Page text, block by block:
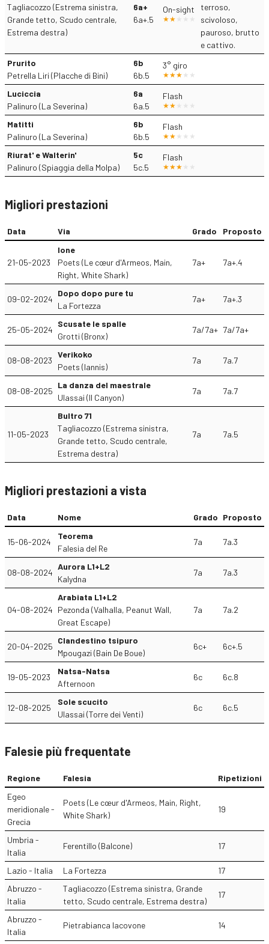
Tagliacozzo (Estrema sinistra,
Grande tetto, Scudo centrale,
Estrema destra)
6a+
6a+.5
On-sight
terroso,
scivoloso,
pauroso, brutto
e cattivo.
Prurito
Petrella Liri (Placche di Bini)
6b
6b.5
3° giro
Luciccia
Palinuro (La Severina)
6a
6a.5
Flash
Matitti
Palinuro (La Severina)
6b
6b.5
Flash
Riurat' e Walterin'
Palinuro (Spiaggia della Molpa)
5c
5c.5
Flash
Migliori prestazioni
Data Via Grado Proposto
21-05-2023
Ione
Poets (Le cœur d'Armeos, Main,
Right, White Shark)
7a+ 7a+.4
09-02-2024
Dopo dopo pure tu
La Fortezza
7a+ 7a+.3
25-05-2024
Scusate le spalle
Grotti (Bronx)
7a/7a+ 7a/7a+
08-08-2023
Verikoko
Poets (Iannis)
7a 7a.7
08-08-2025
La danza del maestrale
Ulassai (Il Canyon)
7a 7a.7
11-05-2023
Bultro 71
Tagliacozzo (Estrema sinistra,
Grande tetto, Scudo centrale,
Estrema destra)
7a 7a.5
Migliori prestazioni a vista
Data Nome Grado Proposto
15-06-2024
Teorema
Falesia del Re
7a 7a.3
08-08-2024
Aurora L1+L2
Kalydna
7a 7a.3
04-08-2024
Arabiata L1+L2
Pezonda (Valhalla, Peanut Wall,
Great Escape)
7a 7a.2
20-04-2025
Clandestino tsipuro
Mpougazi (Bain De Boue)
6c+ 6c+.5
19-05-2023
Natsa-Natsa
Afternoon
6c 6c.8
12-08-2025
Sole scucito
Ulassai (Torre dei Venti)
6c 6c.5
Falesie più frequentate
Regione Falesia
Ripetizioni
Egeo
meridionale -
Grecia
Poets (Le cœur d'Armeos, Main, Right,
White Shark)
19
Umbria -
Italia
Ferentillo (Balcone) 17
Lazio - Italia La Fortezza
17
Abruzzo -
Italia
Tagliacozzo (Estrema sinistra, Grande
tetto, Scudo centrale, Estrema destra)
17
Abruzzo -
Italia
Pietrabianca Iacovone 14